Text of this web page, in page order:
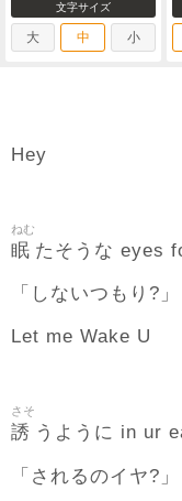
文字サイズ
大 中 小
Hey
眠
ねむ
たそうな eyes
「しないつもり?」
Let me Wake U
誘
さそ
うように in ur
「されるのイヤ?」